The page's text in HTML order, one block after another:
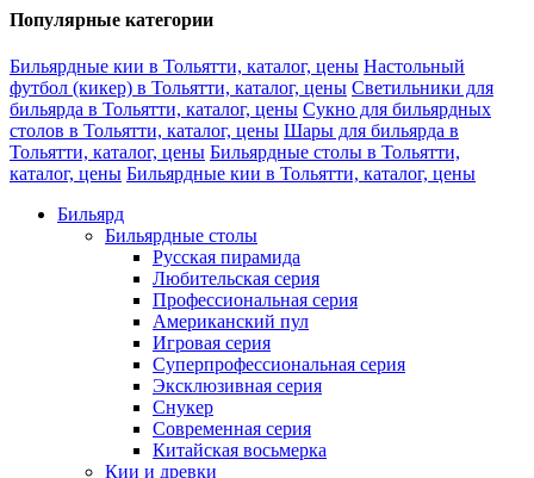
Популярные категории
Бильярдные кии в Тольятти, каталог, цены Настольный
футбол (кикер) в Тольятти, каталог, цены Светильники для
бильярда в Тольятти, каталог, цены Сукно для бильярдных
столов в Тольятти, каталог, цены Шары для бильярда в
Тольятти, каталог, цены Бильярдные столы в Тольятти,
каталог, цены Бильярдные кии в Тольятти, каталог, цены
Бильярд
Бильярдные столы
Русская пирамида
Любительская серия
Профессиональная серия
Американский пул
Игровая серия
Суперпрофессиональная серия
Эксклюзивная серия
Снукер
Современная серия
Китайская восьмерка
Кии и древки